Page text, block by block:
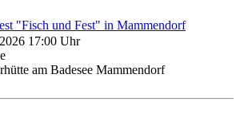
"Fisch und Fest" in Mammendorf
17:00 Uhr
am Badesee Mammendorf